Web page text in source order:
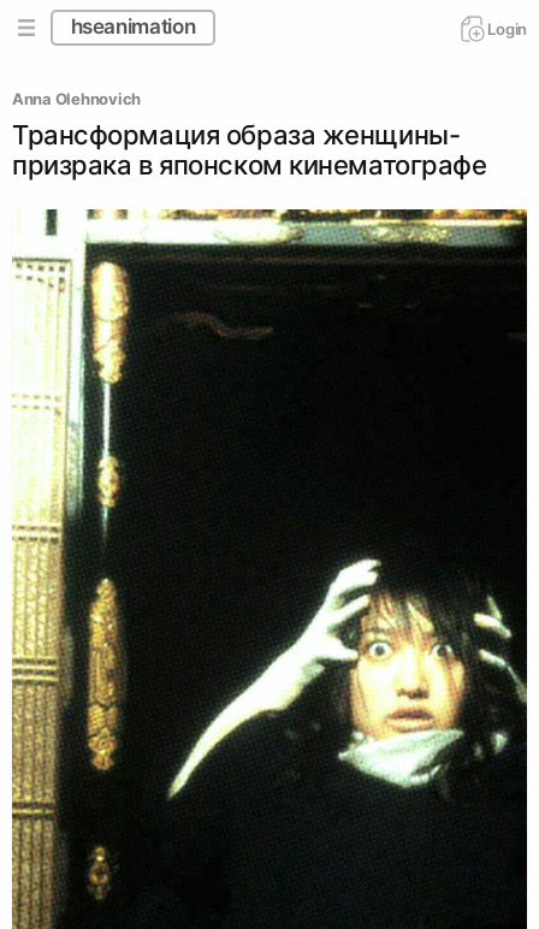
hseanimation Login
Anna Olehnovich
Трансформация образа женщины-
призрака в японском кинематографе